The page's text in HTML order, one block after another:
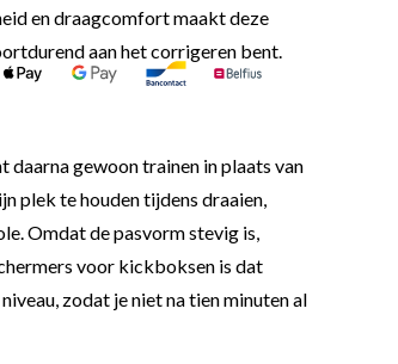
en draagcomfort maakt deze
aan het corrigeren bent.
gewoon trainen in plaats van
plek te houden tijdens draaien,
Omdat de pasvorm stevig is,
voor kickboksen is dat
zodat je niet na tien minuten al